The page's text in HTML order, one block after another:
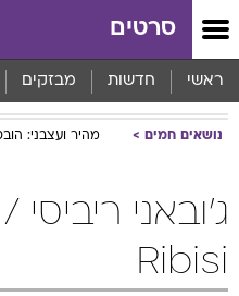
סרטים
ראשי חדשות מבזקים
נושאים חמים מהיר ועצבני:
Ribisi